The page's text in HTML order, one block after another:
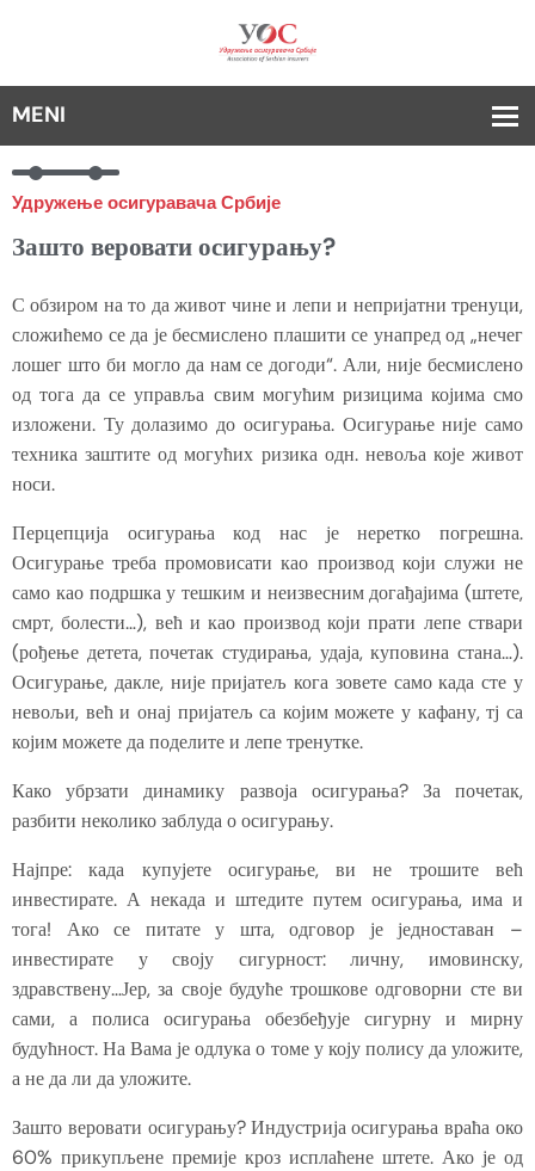
Удружење осигуравача Србије
Зашто веровати осигурању?
С обзиром на то да живот чине и лепи и непријатни тренуци,
сложићемо се да је бесмислено плашити се унапред од „нечег
лошег што би могло да нам се догоди“. Али, није бесмислено
од тога да се управља свим могућим ризицима којима смо
изложени. Ту долазимо до осигурања. Осигурање није само
техника заштите од могућих ризика одн. невоља које живот
носи.
Перцепција осигурања код нас је неретко погрешна.
Осигурање треба промовисати као производ који служи не
само као подршка у тешким и неизвесним догађајима (штете,
смрт, болести…), већ и као производ који прати лепе ствари
(рођење детета, почетак студирања, удаја, куповина стана…).
Осигурање, дакле, није пријатељ кога зовете само када сте у
невољи, већ и онај пријатељ са којим можете у кафану, тј са
којим можете да поделите и лепе тренутке.
Како убрзати динамику развоја осигурања? За почетак,
разбити неколико заблуда о осигурању.
Најпре: када купујете осигурање, ви не трошите већ
инвестирате. А некада и штедите путем осигурања, има и
тога! Ако се питате у шта, одговор је једноставан –
инвестирате у своју сигурност: личну, имовинску,
здравствену…Јер, за своје будуће трошкове одговорни сте ви
сами, а полиса осигурања обезбеђује сигурну и мирну
будућност. На Вама је одлука о томе у коју полису да уложите,
а не да ли да уложите.
Зашто веровати осигурању? Индустрија осигурања враћа око
60% прикупљене премије кроз исплаћене штете. Ако је од